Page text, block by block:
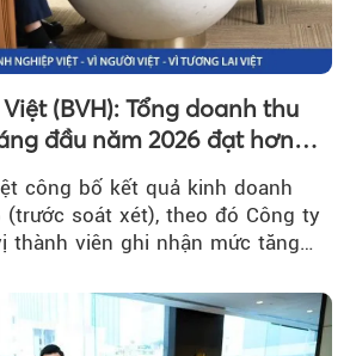
(BVH): Tổng doanh thu
đầu năm 2026 đạt hơn
công bố kết quả kinh doanh
soát xét), theo đó Công ty
thành viên ghi nhận mức tăng